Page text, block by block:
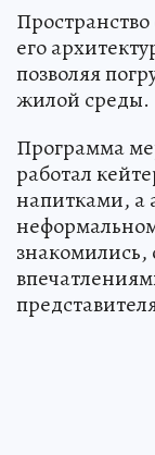
его
позволяя
жилой среды.
Программа
работал
напитками, а
знакомились,